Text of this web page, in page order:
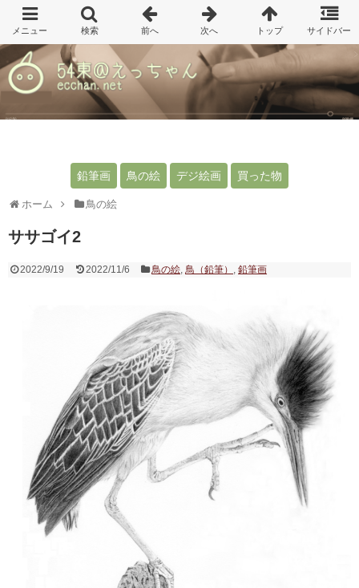
鉛筆画 鳥の絵 デジ絵画 買った物
ホーム 鳥の絵
ササゴイ2
2022/9/19 2022/11/6 鳥の絵,鳥（鉛筆） ,鉛筆画